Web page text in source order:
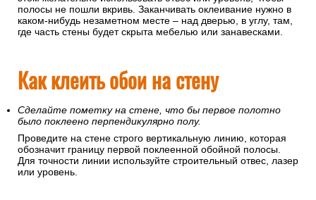
полосы не пошли вкривь. Заканчивать оклеивание нужно в
каком-нибудь незаметном месте – над дверью, в углу, там,
где часть стены будет скрыта мебелью или занавесками.
Как клеить обои на стену
Сделайте пометку на стене, что бы первое полотно
было поклеено перпендикулярно полу.
Проведите на стене строго вертикальную линию, которая
обозначит границу первой поклеенной обойной полосы.
Для точности линии используйте строительный отвес, лазер
или уровень.